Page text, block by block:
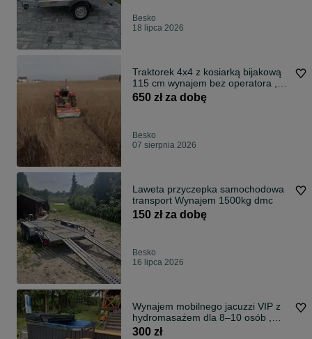
Besko
18 lipca 2026
Traktorek 4x4 z kosiarką bijakową
115 cm wynajem bez operatora ,
mulczer, kosiarka
650 zł za dobę
Besko
07 sierpnia 2026
Laweta przyczepka samochodowa
transport Wynajem 1500kg dmc
150 zł za dobę
Besko
16 lipca 2026
Wynajem mobilnego jacuzzi VIP z
hydromasażem dla 8–10 osób ,
300 zł